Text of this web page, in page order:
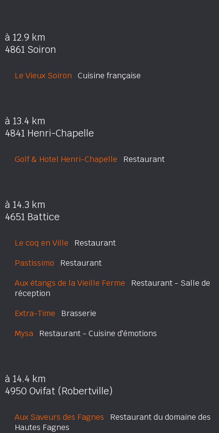
à 12.9 km
4861 Soiron
Le Vieux Soiron Cuisine française
à 13.4 km
4841 Henri-Chapelle
Golf & Hotel Henri-Chapelle Restaurant
à 14.3 km
4651 Battice
Le coq en Ville Restaurant
Pastissimo Restaurant
Aux étangs de la Vieille Ferme Restaurant - Salle de
réception
Extra-Time Brasserie
Mysa Restaurant - Cuisine d'émotions
à 14.4 km
4950 Ovifat (Robertville)
Aux Saveurs des Fagnes Restaurant du domaine des
Hautes Fagnes